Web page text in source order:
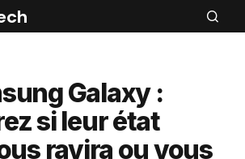
Galaxy :
si leur état
ravira ou vous